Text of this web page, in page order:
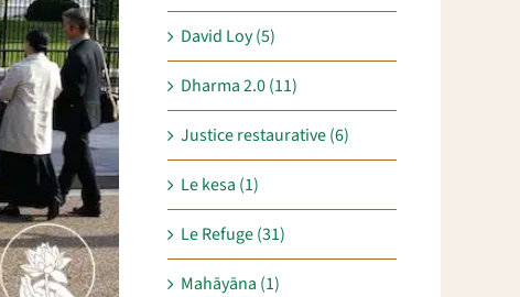
David Loy (5)
Dharma 2.0 (11)
Justice restaurative (6)
Le kesa (1)
Le Refuge (31)
Mahāyāna (1)